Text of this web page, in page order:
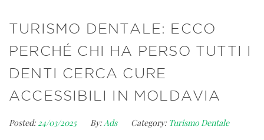
TURISMO DENTALE: ECCO
PERCHÉ CHI HA PERSO TUTTI I
DENTI CERCA CURE
ACCESSIBILI IN MOLDAVIA
Posted: 24/03/2025 By:Ads Category: Turismo Dentale